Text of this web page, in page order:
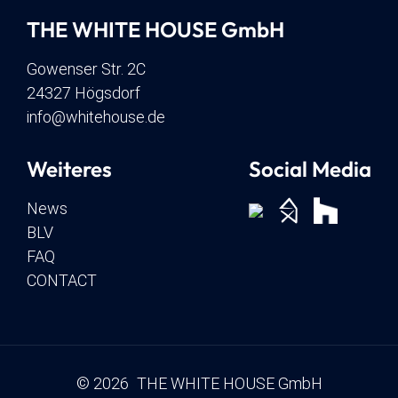
THE WHITE HOUSE GmbH
Gowenser Str. 2C
24327 Högsdorf
info@whitehouse.de
Weiteres
News
BLV
FAQ
CONTACT
Social Media
© 2026 THE WHITE HOUSE GmbH